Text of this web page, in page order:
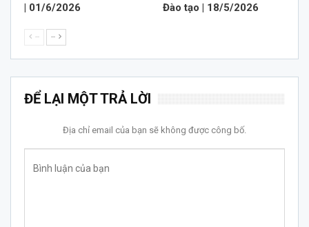
| 01/6/2026
Đào tạo | 18/5/2026
-- --
ĐỂ LẠI MỘT TRẢ LỜI
Địa chỉ email của bạn sẽ không được công bố.